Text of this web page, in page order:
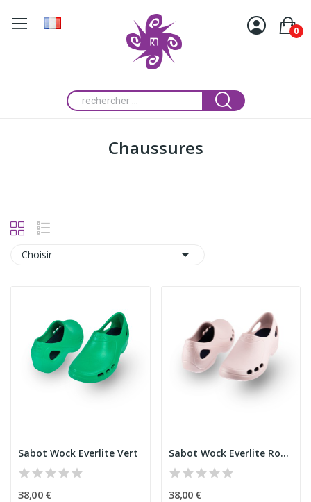
0
Chaussures
Choisir 
Sabot Wock Everlite Vert
38,00 €
Sabot Wock Everlite Rose bébé
38,00 €